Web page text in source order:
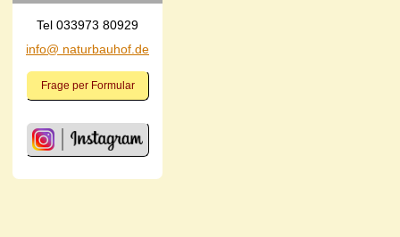
Tel 033973 80929
info@ naturbauhof.de
Frage per Formular